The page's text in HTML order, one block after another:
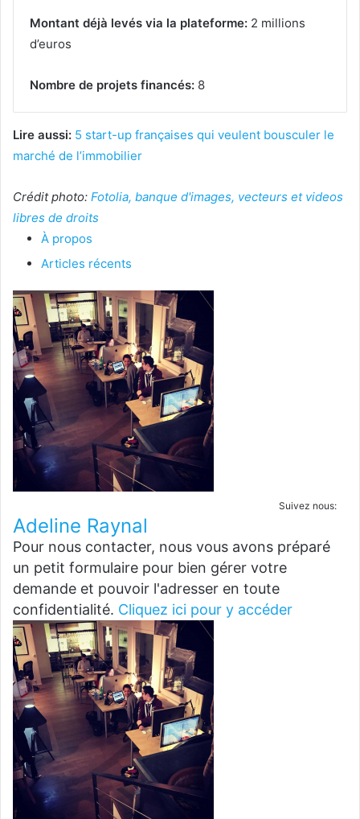
Montant déjà levés via la plateforme: 2 millions
d’euros
Nombre de projets financés: 8
Lire aussi: 5 start-up françaises qui veulent bousculer le
marché de l’immobilier
Crédit photo: Fotolia, banque d'images, vecteurs et videos
libres de droits
À propos
Articles récents
Suivez nous:
Adeline Raynal
Pour nous contacter, nous vous avons préparé
un petit formulaire pour bien gérer votre
demande et pouvoir l'adresser en toute
confidentialité. Cliquez ici pour y accéder